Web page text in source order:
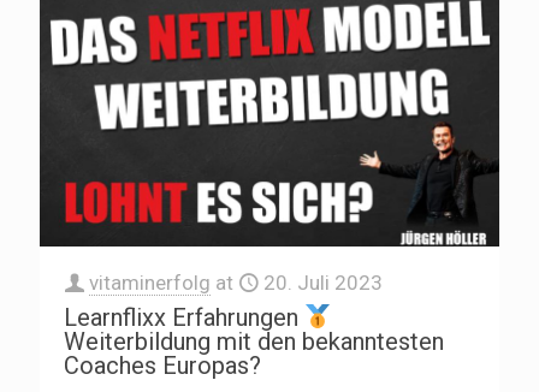
vitaminerfolg at 20. Juli 2023
Learnflixx Erfahrungen
Weiterbildung mit den bekanntesten
Coaches Europas?